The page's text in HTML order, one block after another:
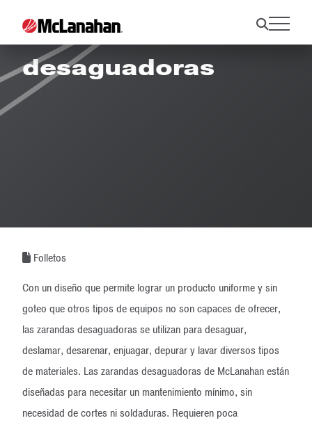
Folleto de zarandas
desaguadoras
Folletos
Con un diseño que permite lograr un producto uniforme y sin
goteo que otros tipos de equipos no son capaces de ofrecer,
las zarandas desaguadoras se utilizan para desaguar,
deslamar, desarenar, enjuagar, depurar y lavar diversos tipos
de materiales. Las zarandas desaguadoras de McLanahan están
diseñadas para necesitar un mantenimiento mínimo, sin
necesidad de cortes ni soldaduras. Requieren poca